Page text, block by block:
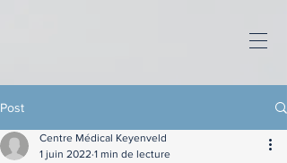
Post
Centre Médical Keyenveld
1 juin 2022 1 min de lecture